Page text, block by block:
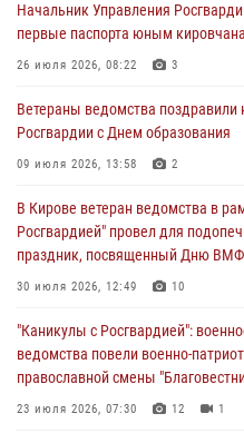
В Кирове росгвардейцы
03 августа 2026, 09:01
митинге в честь Дня воздушно-
03 августа 2026, 08:45
магазина
02 августа 2026, 07:00
1 августа – День дежурной
01 августа 2026, 09:39
Начальник Управления
первые паспорта юным
26 июля 2026, 08:22 3
Ветераны ведомства поздравили
Росгвардии с Днем образования
09 июля 2026, 13:58 2
В Кирове ветеран ведомства в
Росгвардией" провел для
праздник, посвященный Дню ВМФ
30 июля 2026, 12:49 10
"Каникулы с Росгвардией":
ведомства повели военно-
православной смены
23 июля 2026, 07:30 12 1